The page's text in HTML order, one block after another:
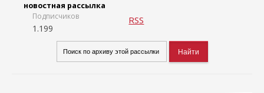
новостная рассылка
Подписчиков
1.199
RSS